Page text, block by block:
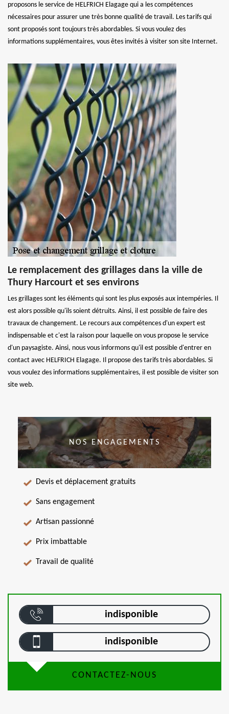
proposons le service de HELFRICH Elagage qui a les compétences
nécessaires pour assurer une très bonne qualité de travail. Les tarifs qui
sont proposés sont toujours très abordables. Si vous voulez des
informations supplémentaires, vous êtes invités à visiter son site Internet.
Le remplacement des grillages dans la ville de
Thury Harcourt et ses environs
Les grillages sont les éléments qui sont les plus exposés aux intempéries. Il
est alors possible qu'ils soient détruits. Ainsi, il est possible de faire des
travaux de changement. Le recours aux compétences d'un expert est
indispensable et c'est la raison pour laquelle on vous propose le service
d'un paysagiste. Ainsi, nous vous informons qu'il est possible d'entrer en
contact avec HELFRICH Elagage. Il propose des tarifs très abordables. Si
vous voulez des informations supplémentaires, il est possible de visiter son
site web.
NOS ENGAGEMENTS
Devis et déplacement gratuits
Sans engagement
Artisan passionné
Prix imbattable
Travail de qualité
indisponible
indisponible
CONTACTEZ-NOUS